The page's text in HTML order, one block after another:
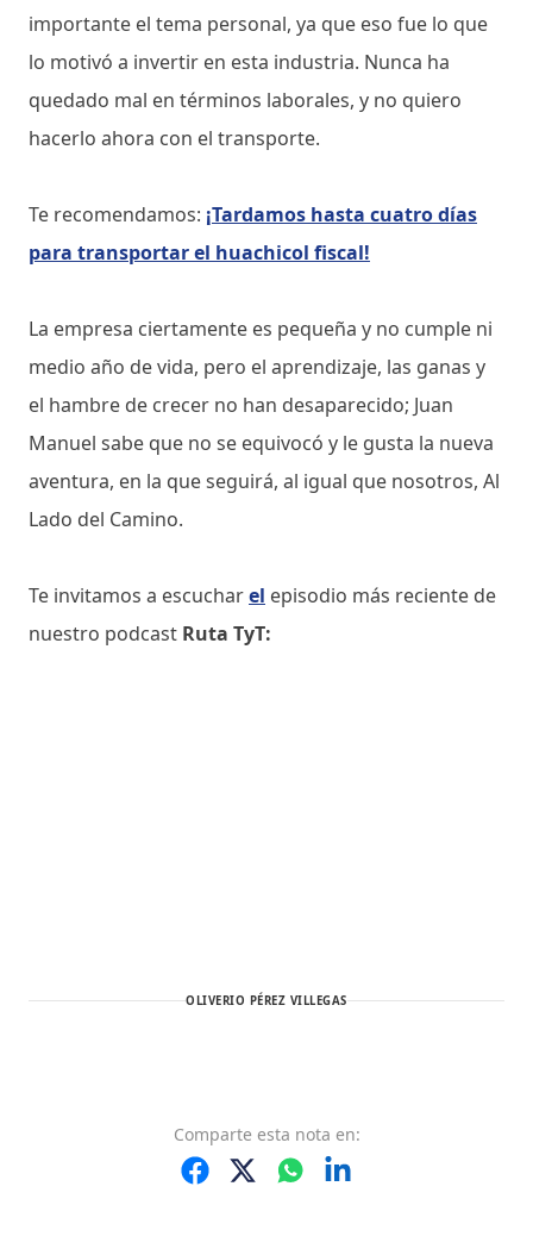
importante el tema personal, ya que eso fue lo que
lo motivó a invertir en esta industria. Nunca ha
quedado mal en términos laborales, y no quiero
hacerlo ahora con el transporte.
Te recomendamos: ¡Tardamos hasta cuatro días
para transportar el huachicol fiscal!
La empresa ciertamente es pequeña y no cumple ni
medio año de vida, pero el aprendizaje, las ganas y
el hambre de crecer no han desaparecido; Juan
Manuel sabe que no se equivocó y le gusta la nueva
aventura, en la que seguirá, al igual que nosotros, Al
Lado del Camino.
Te invitamos a escucharel episodio más reciente de
nuestro podcast Ruta TyT:
OLIVERIO PÉREZ VILLEGAS
Comparte esta nota en: